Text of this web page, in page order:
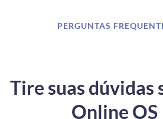
PERGUNTAS
Tire suas dúvidas
Online OS